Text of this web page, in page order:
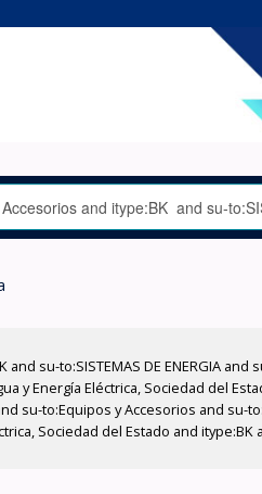
su-to:SISTEMAS DE ENERGIA and
y Energía Eléctrica, Sociedad del
su-to:Equipos y Accesorios and su-
Sociedad del Estado and